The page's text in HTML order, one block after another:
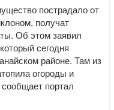
пострадало от
получат
Об этом заявил
сегодня
районе. Там из
огороды и
портал